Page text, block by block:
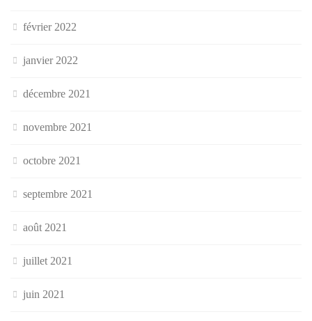
février 2022
janvier 2022
décembre 2021
novembre 2021
octobre 2021
septembre 2021
août 2021
juillet 2021
juin 2021